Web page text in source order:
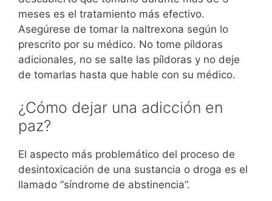
meses es el tratamiento más efectivo.
Asegúrese de tomar la naltrexona según lo
prescrito por su médico. No tome píldoras
adicionales, no se salte las píldoras y no deje
de tomarlas hasta que hable con su médico.
¿Cómo dejar una adicción en
paz?
El aspecto más problemático del proceso de
desintoxicación de una sustancia o droga es el
llamado “síndrome de abstinencia”.